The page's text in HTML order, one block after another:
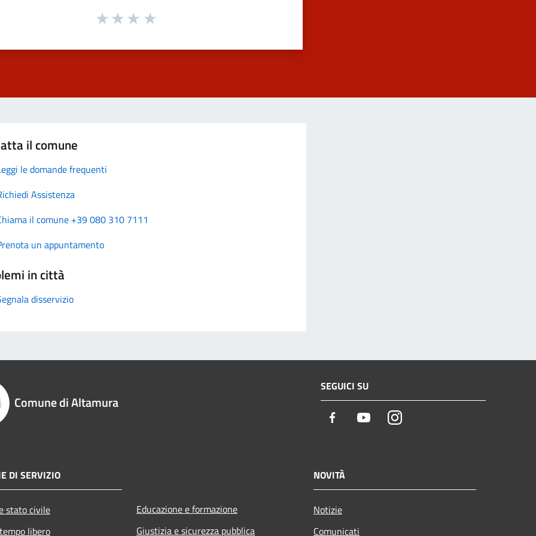
il comune
le domande frequenti
Assistenza
il comune +39 080 310 7111
un appuntamento
in città
disservizio
Comune di Altamura
SEGUICI SU
Facebook YoutubeInstagram
DI SERVIZIO
stato civile
libero
Educazione e formazione
Giustizia e sicurezza pubblica
NOVITÀ
Notizie
Comunicati